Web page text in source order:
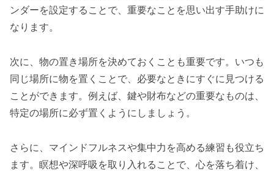
ンダーを設定することで、重要なことを思い出す手助けに
なります。
次に、物の置き場所を決めておくことも重要です。いつも
同じ場所に物を置くことで、必要なときにすぐに見つける
ことができます。例えば、鍵や財布などの重要なものは、
特定の場所に必ず置くようにしましょう。
さらに、マインドフルネスや集中力を高める練習も役立ち
ます。瞑想や深呼吸を取り入れることで、心を落ち着け、